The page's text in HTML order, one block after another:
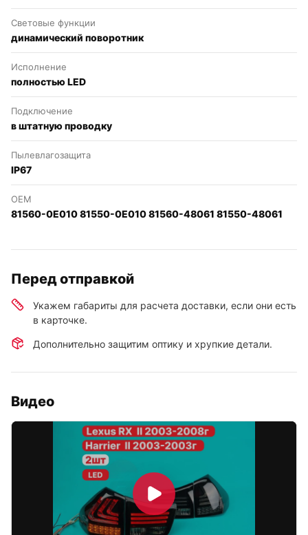
Световые функции
динамический поворотник
Исполнение
полностью LED
Подключение
в штатную проводку
Пылевлагозащита
IP67
OEM
81560-0E010 81550-0E010 81560-48061 81550-48061
Перед отправкой
Укажем габариты для расчета доставки, если они есть
в карточке.
Дополнительно защитим оптику и хрупкие детали.
Видео